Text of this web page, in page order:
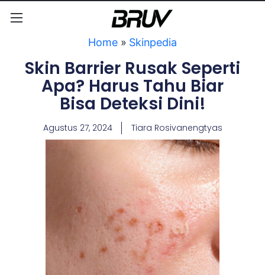
Home» Skinpedia
Skin Barrier Rusak Seperti
Apa? Harus Tahu Biar
Bisa Deteksi Dini!
Agustus 27, 2024 Tiara Rosivanengtyas